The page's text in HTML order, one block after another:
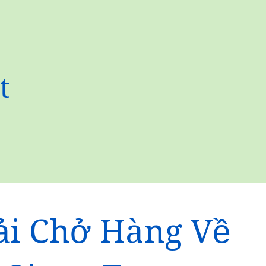
Chở Hàng Về